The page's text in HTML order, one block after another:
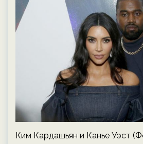
Ким Кардашьян и Канье Уэст